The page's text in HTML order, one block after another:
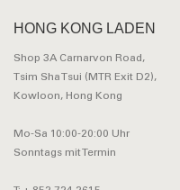
HONG KONG LADEN
Shop 3A Carnarvon Road,
Tsim Sha Tsui (MTR Exit D2),
Kowloon, Hong Kong
Mo-Sa 10:00-20:00 Uhr
Sonntags mit Termin